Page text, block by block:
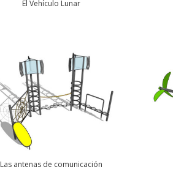
El Vehículo Lunar
Las antenas de comunicación